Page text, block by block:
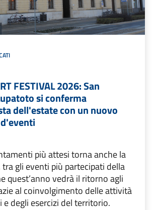
FESTIVAL 2026: San
si conferma
dell'estate con un nuovo
più attesi torna anche la
tra gli eventi più partecipati della
quest’anno vedrà il ritorno agli
al coinvolgimento delle attività
e degli esercizi del territorio.